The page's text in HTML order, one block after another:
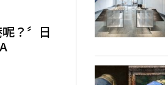
？〞日